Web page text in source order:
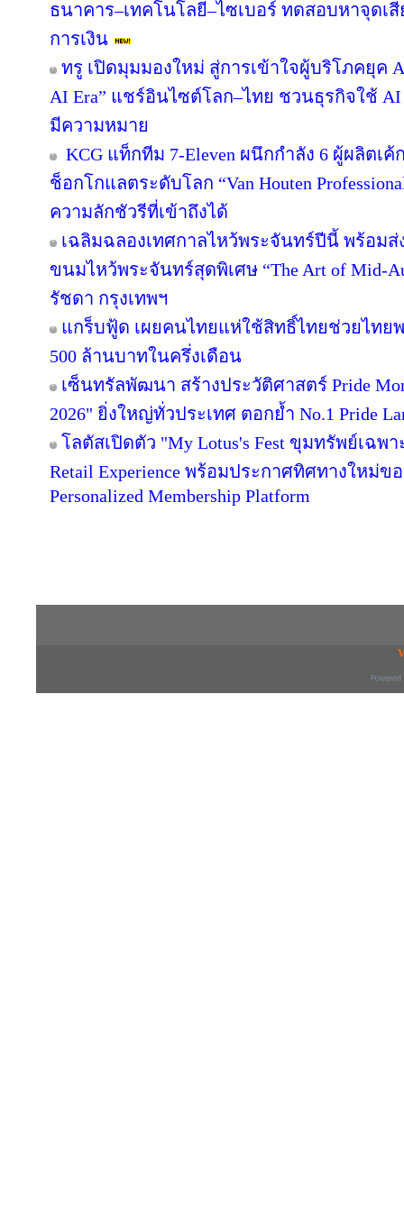
ธนาคาร–เทคโนโลยี–ไซเบอร์ ทดสอบหาจุดเ
การเงิน
ทรู เปิดมุมมองใหม่ สู่การเข้าใจผู้บริโภคยุค
AI Era” แชร์อินไซต์โลก–ไทย ชวนธุรกิจใช้
มีความหมาย
KCG แท็กทีม 7-Eleven ผนึกกำลัง 6 ผู้ผลิตเ
ช็อกโกแลตระดับโลก “Van Houten
ความลักชัวรีที่เข้าถึงได้
เฉลิมฉลองเทศกาลไหว้พระจันทร์ปีนี้ พร้อม
ขนมไหว้พระจันทร์สุดพิเศษ “The Art of Mid-
รัชดา กรุงเทพฯ
แกร็บฟู้ด เผยคนไทยแห่ใช้สิทธิ์ไทยช่วยไทยพ
500 ล้านบาทในครึ่งเดือน
เซ็นทรัลพัฒนา สร้างประวัติศาสตร์ Pride
2026" ยิ่งใหญ่ทั่วประเทศ ตอกย้ำ No.1 Pride
โลตัสเปิดตัว "My Lotus's Fest ขุมทรัพย์เฉ
Retail Experience พร้อมประกาศทิศทางใหม่ขอ
Personalized Membership Platform